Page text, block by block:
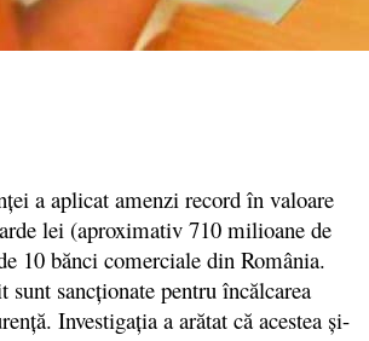
a aplicat amenzi record în valoare
lei (aproximativ 710 milioane de
10 bănci comerciale din România.
sancționate pentru încălcarea
Investigația a arătat că acestea și-